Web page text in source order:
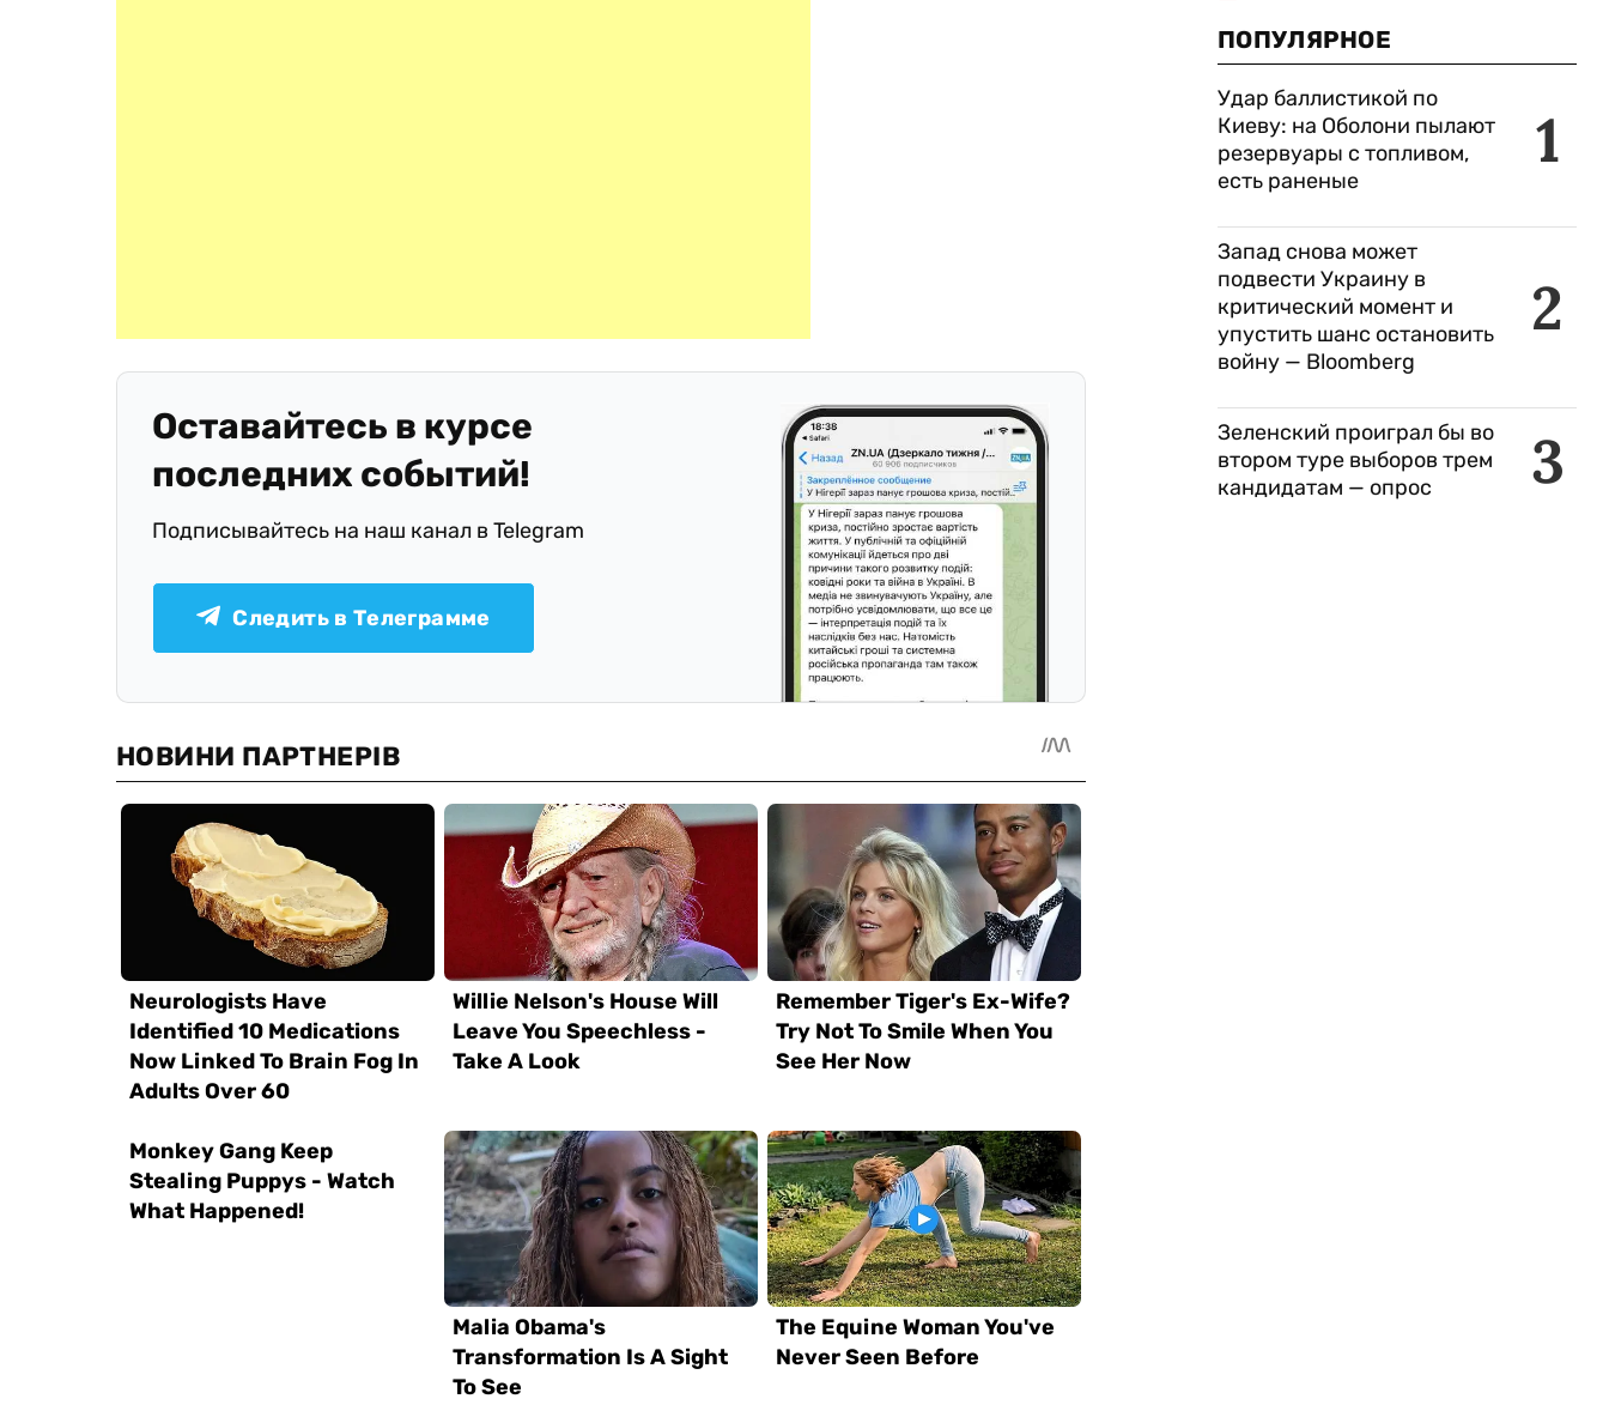
Оставайтесь в курсе
последних событий!
Подписывайтесь на наш канал в Telegram
Следить в Телеграмме
ПОПУЛЯРНОЕ
1
Удар баллистикой по
Киеву: на Оболони пылают
резервуары с топливом,
есть раненые
2
Запад снова может
подвести Украину в
критический момент и
упустить шанс остановить
войну — Bloomberg
3
Зеленский проиграл бы во
втором туре выборов трем
кандидатам — опрос